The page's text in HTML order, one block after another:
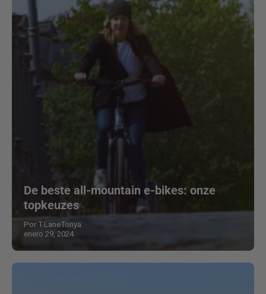
De beste all-mountain e-bikes: onze
topkeuzes
Por T.LaneTonya
enero 29, 2024